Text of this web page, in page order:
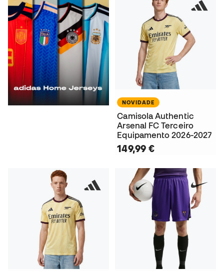
NOVIDADE
Camisola Authentic
Arsenal FC Terceiro
Equipamento 2026-2027
149,99 €